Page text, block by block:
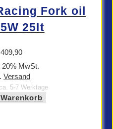
Fork oil
25lt
20% MwSt.
Versand
5-7 Werktage